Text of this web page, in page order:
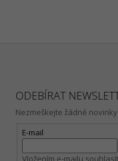
ODEBÍRAT
Nezmeškejte žádné
E-mail
Vložením e-mailu